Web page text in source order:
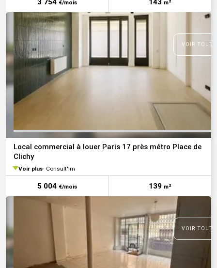
3 754 €/mois 143 m²
VOIR
Local commercial à louer Paris 17 près métro Place de
Clichy
Voir plus Consult'Im
5 004 €/mois 139 m²
VOIR